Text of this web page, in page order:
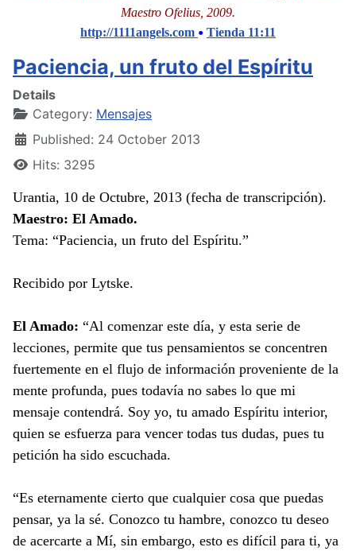
Maestro Ofelius, 2009.
http://1111angels.com • Tienda 11:11
Paciencia, un fruto del Espíritu
Details
Category: Mensajes
Published: 24 October 2013
Hits: 3295
Urantia, 10 de Octubre, 2013 (fecha de transcripción).
Maestro: El Amado.
Tema: “Paciencia, un fruto del Espíritu.”
Recibido por Lytske.
El Amado: “Al comenzar este día, y esta serie de
lecciones, permite que tus pensamientos se concentren
fuertemente en el flujo de información proveniente de la
mente profunda, pues todavía no sabes lo que mi
mensaje contendrá. Soy yo, tu amado Espíritu interior,
quien se esfuerza para vencer todas tus dudas, pues tu
petición ha sido escuchada.
“Es eternamente cierto que cualquier cosa que puedas
pensar, ya la sé. Conozco tu hambre, conozco tu deseo
de acercarte a Mí, sin embargo, esto es difícil para ti, ya